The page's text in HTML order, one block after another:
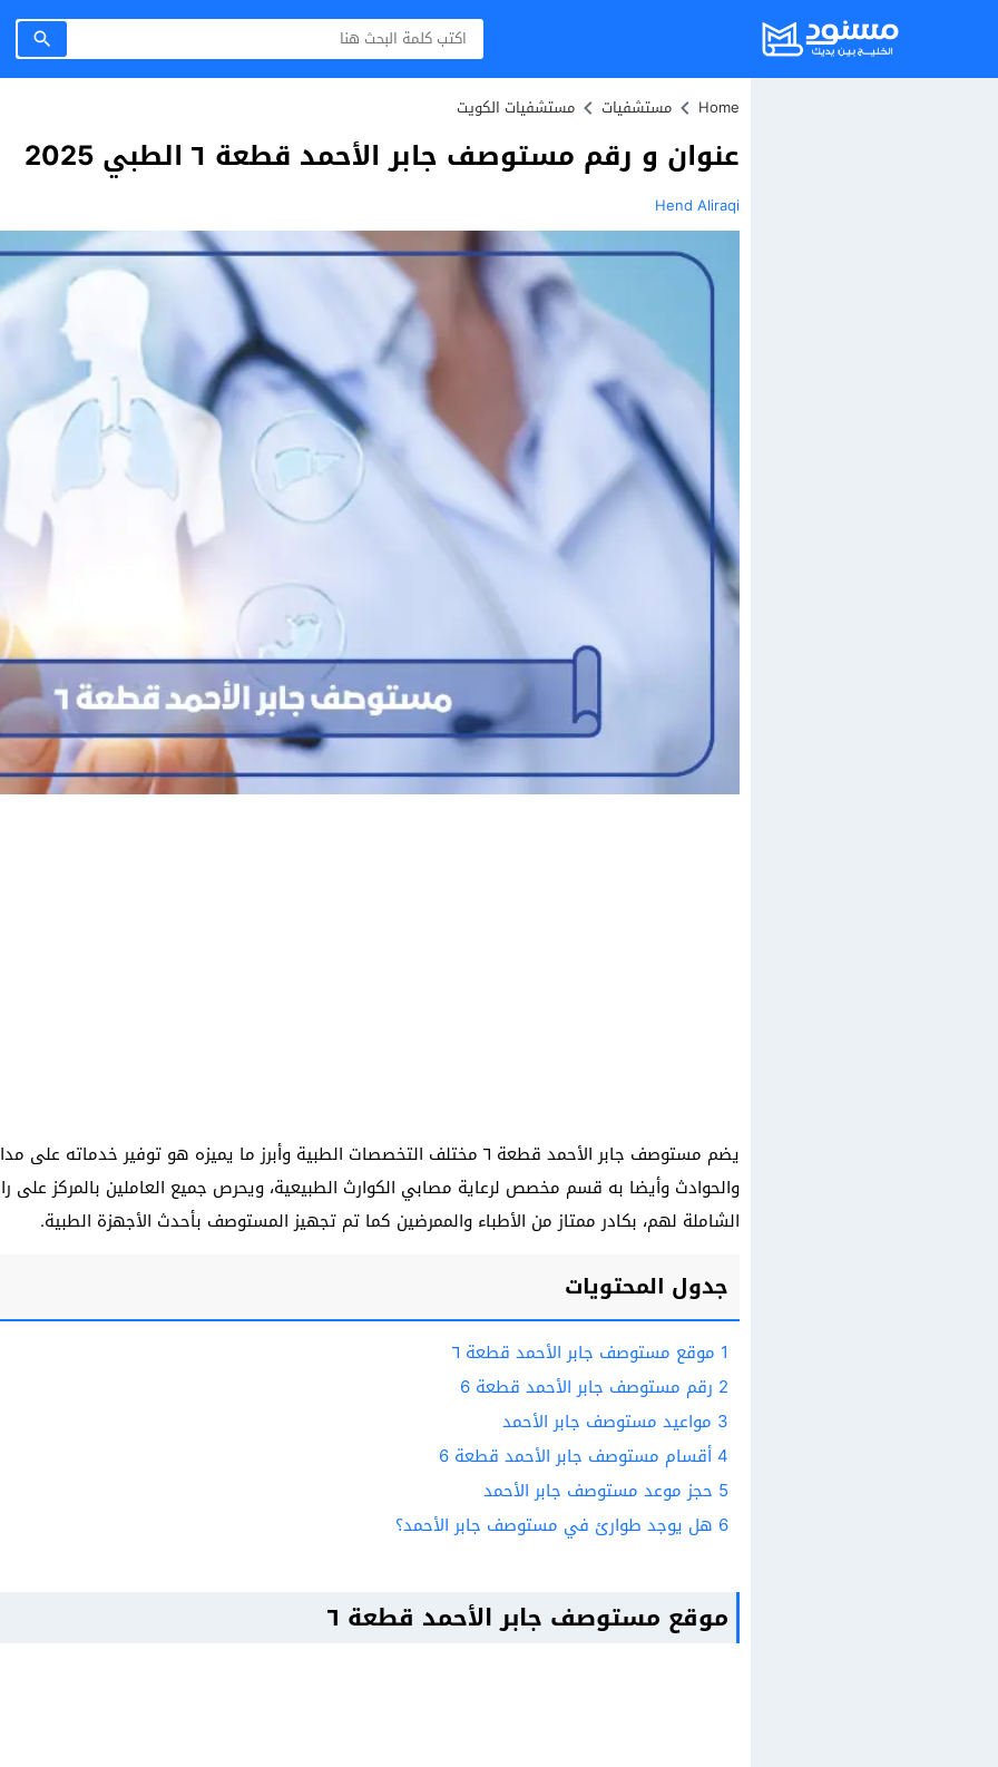
Home مستشفيات مستشفيات الكويت
عنوان و رقم مستوصف جابر الأحمد قطعة ٦ الطبي 2025
Hend Aliraqi
يضم مستوصف جابر الأحمد قطعة ٦ مختلف التخصصات الطبية وأبرز ما يميزه هو توفير
والحوادث وأيضا به قسم مخصص لرعاية مصابي الكوارث الطبيعية، ويحرص جميع العاملين بالمركز على
الشاملة لهم، بكادر ممتاز من الأطباء والممرضين كما تم تجهيز المستوصف بأحدث الأجهزة الطبية.
جدول المحتويات
1 موقع مستوصف جابر الأحمد قطعة ٦
2 رقم مستوصف جابر الأحمد قطعة 6
3 مواعيد مستوصف جابر الأحمد
4أقسام مستوصف جابر الأحمد قطعة 6
5 حجز موعد مستوصف جابر الأحمد
6 هل يوجد طوارئ في مستوصف جابر الأحمد؟
موقع مستوصف جابر الأحمد قطعة ٦